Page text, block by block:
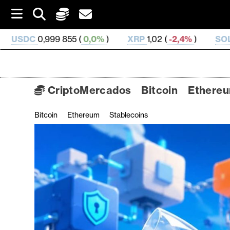
i
t
0,0%) XRP1,02 (-2,4% SOL72,75 (-1,63%
C
t
o
e
CriptoMercados Bitcoin
Bitcoin Ethereum Stablecoins